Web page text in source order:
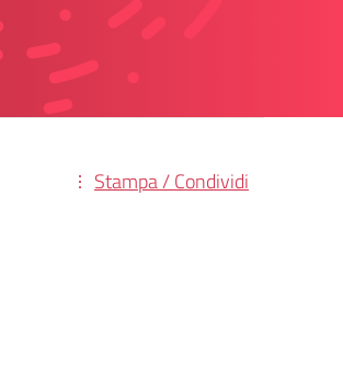
Stampa / Condividi